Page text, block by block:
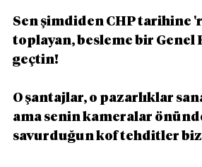
Sen şimdiden CHP tarihine
toplayan, besleme bir Genel
geçtin!
O şantajlar, o pazarlıklar
ama senin kameralar
savurduğun kof tehditler